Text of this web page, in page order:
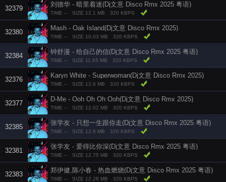
32379
刘德华 - 暗里着迷(Dj文意 Disco Rmx 2025 粤语)
TIME -- SIZE 12.1 MB 320 KBPS
32380
Mash - Oak Island(Dj文意 Disco Rmx 2025)
TIME -- SIZE 10.03 MB 320 KBPS
32384
钟舒漫 - 给自己的信(Dj文意 Disco Rmx 2025 粤语)
TIME -- SIZE 11.65 MB 320 KBPS
32376
Karyn White - Superwoman(Dj文意 Disco Rmx 2025)
TIME -- SIZE 12.6 MB 320 KBPS
32377
D-Me - Ooh Oh Oh Ooh(Dj文意 Disco Rmx 2025)
TIME -- SIZE 12.02 MB 320 KBPS
32385
张学友 - 只想一生跟你走(Dj文意 Disco Rmx 2025 粤语)
TIME -- SIZE 12.6 MB 320 KBPS
32381
张学友 - 爱得比你深(Dj文意 Disco Rmx 2025 粤语)
TIME -- SIZE 12.75 MB 320 KBPS
32383
郑伊健,陈小春 - 热血燃烧(Dj文意 Disco Rmx 2025 粤语)
TIME -- SIZE 12.28 MB 320 KBPS